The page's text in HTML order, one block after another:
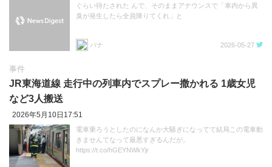
ぐらい待たされた んで、そのままアナウンスで「車内から異
臭が発生したら全員降りてくれ」と
バナ 2026-05-27
事件
JR東海道線 走行中の列車内でスプレー撒かれる 1歳女児
など3人搬送
2026年5月10日17:51
電車乗ろうとしたのになんか大騒ぎになってて結局この電車動
きませんてなって最悪すぎるんだが。
https://t.co/hGEYNWkYjr